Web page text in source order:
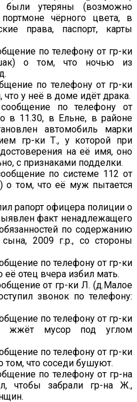
утеряны (возможно
чёрного цвета, в
права, паспорт, карты
по телефону от гр-ки
о том, что ночью из
по телефону от гр-ки
у неё в доме идёт драка.
по телефону от
в 11.30, в Ельне, в районе
автомобиль марки
гр-ки Т., у которой при
на её имя, оно
с признаками подделки.
по системе 112 от
о том, что её муж пытается
рапорт офицера полиции о
факт ненадлежащего
по содержанию
2009 г.р., со стороны
по телефону от гр-ки
её отец вчера избил мать.
от гр-ки Л. (д.Малое
звонок по телефону:
по телефону от гр-ки
жжёт мусор под углом
по телефону от гр-ки
том, что соседи бушуют.
по телефону от гр-на
чтобы забрали гр-на Ж.,